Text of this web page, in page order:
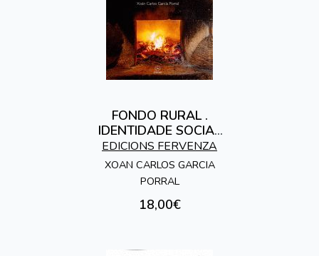
FONDO RURAL .
IDENTIDADE SOCIAL
E ESTRUCTURA
FAMILIAR
EDICIONS FERVENZA
XOAN CARLOS GARCIA
PORRAL
18,00€